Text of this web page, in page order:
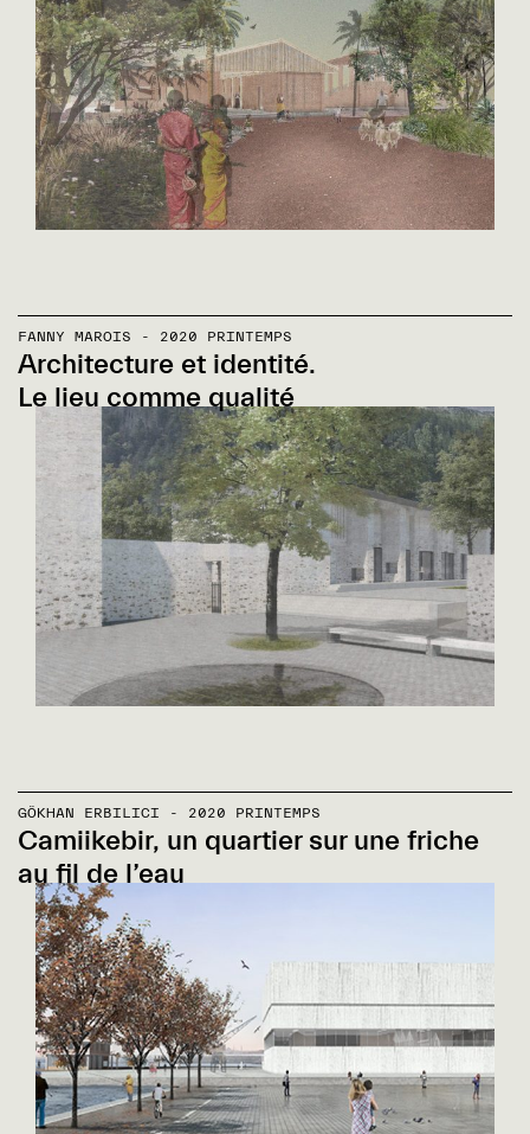
FANNY MAROIS - 2020 PRINTEMPS
Architecture et identité.
Le lieu comme qualité
GÖKHAN ERBILICI - 2020 PRINTEMPS
Camiikebir, un quartier sur une friche
au fil de l’eau